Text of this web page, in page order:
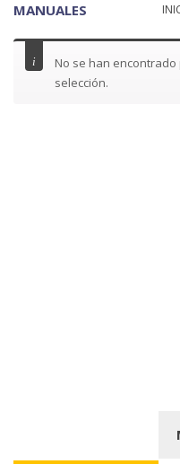
MANUALES
No se han
selección.